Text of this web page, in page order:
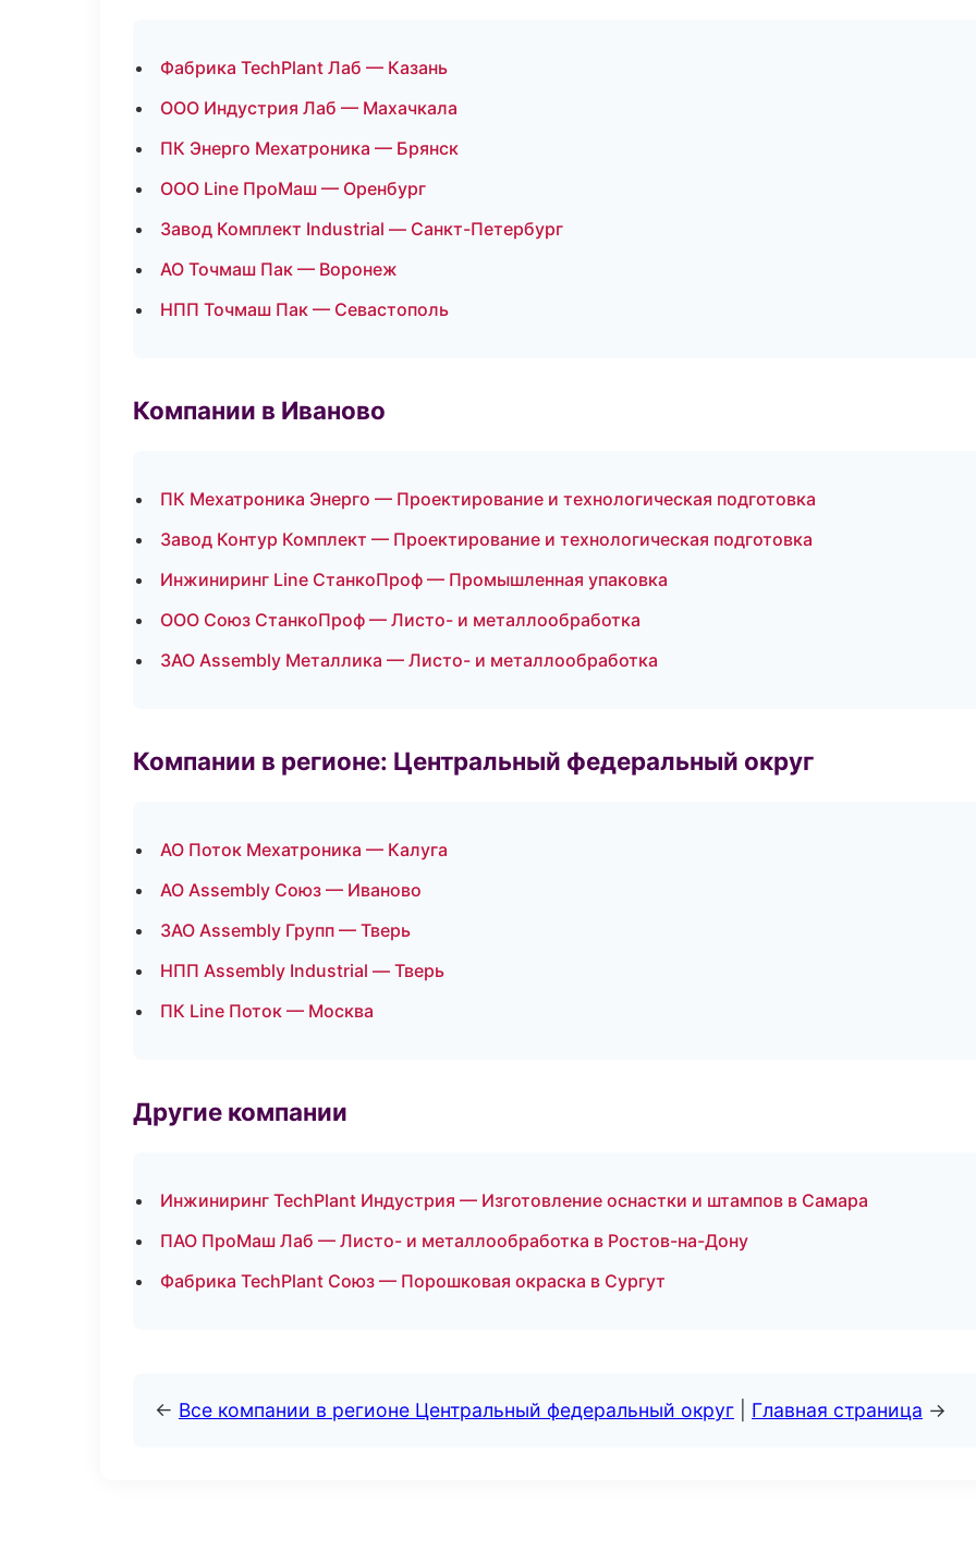
Фабрика TechPlant Лаб — Казань
ООО Индустрия Лаб — Махачкала
ПК Энерго Мехатроника — Брянск
ООО Line ПроМаш — Оренбург
Завод Комплект Industrial — Санкт-Петербург
АО Точмаш Пак — Воронеж
НПП Точмаш Пак — Севастополь
Компании в Иваново
ПК Мехатроника Энерго — Проектирование и технологическая подготовка
Завод Контур Комплект — Проектирование и технологическая подготовка
Инжиниринг Line СтанкоПроф — Промышленная упаковка
ООО Союз СтанкоПроф — Листо- и металлообработка
ЗАО Assembly Металлика — Листо- и металлообработка
Компании в регионе: Центральный федеральный округ
АО Поток Мехатроника — Калуга
АО Assembly Союз — Иваново
ЗАО Assembly Групп — Тверь
НПП Assembly Industrial — Тверь
ПК Line Поток — Москва
Другие компании
Инжиниринг TechPlant Индустрия — Изготовление оснастки и штампов в Самара
ПАО ПроМаш Лаб — Листо- и металлообработка в Ростов-на-Дону
Фабрика TechPlant Союз — Порошковая окраска в Сургут
← Все компании в регионе Центральный федеральный округ Главная страница →